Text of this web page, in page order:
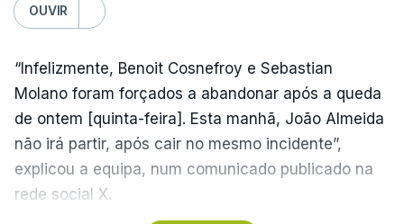
nove, num pelotão com 117 corredores, após a
Agrícola) e a desclassificação do irlandês Ciah
Keogh (APS Pro Cycling by Team Cadence
Cycling), após concluir a etapa para além do
tempo de controlo.
(Com Lusa)
OUVIR
“Infelizmente, Benoit Cosnefroy e Sebastian
Molano foram forçados a abandonar após a queda
de ontem [quinta-feira]. Esta manhã, João Almeida
não irá partir, após cair no mesmo incidente”,
explicou a equipa, num comunicado publicado na
rede social X.